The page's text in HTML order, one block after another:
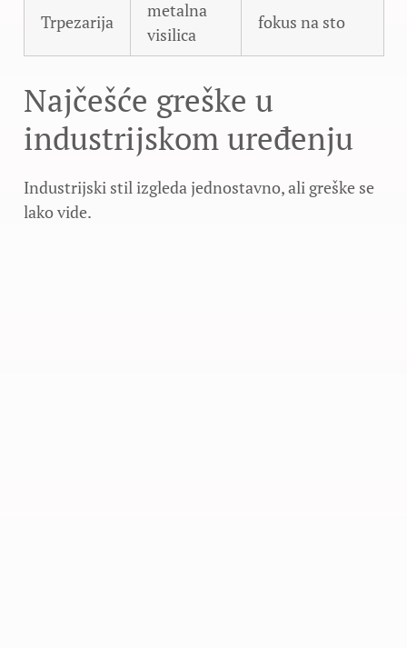
Trpezarija
metalna
visilica
fokus na sto
Najčešće greške u
industrijskom uređenju
Industrijski stil izgleda jednostavno, ali greške se
lako vide.